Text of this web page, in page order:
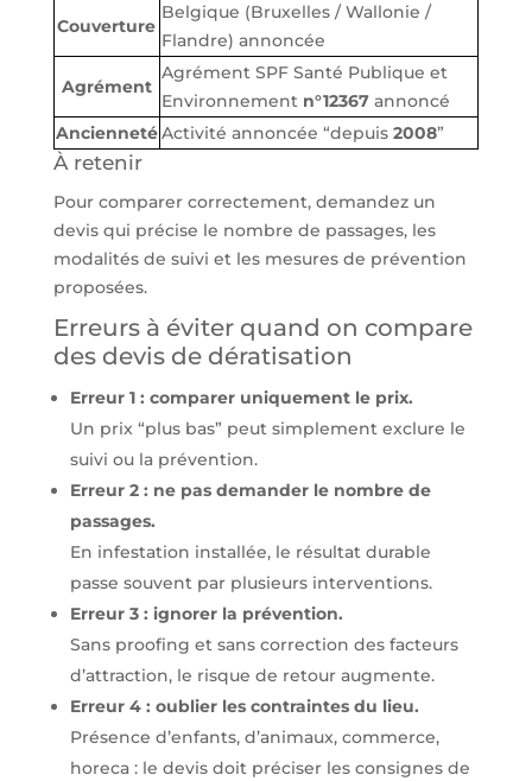
Couverture
Belgique (Bruxelles / Wallonie /
Flandre) annoncée
Agrément
Agrément SPF Santé Publique et
Environnement n°12367annoncé
AnciennetéActivité annoncée “depuis 2008”
À retenir
Pour comparer correctement, demandez un
devis qui précise le nombre de passages, les
modalités de suivi et les mesures de prévention
proposées.
Erreurs à éviter quand on compare
des devis de dératisation
Erreur 1 : comparer uniquement le prix.
Un prix “plus bas” peut simplement exclure le
suivi ou la prévention.
Erreur 2 : ne pas demander le nombre de
passages.
En infestation installée, le résultat durable
passe souvent par plusieurs interventions.
Erreur 3 : ignorer la prévention.
Sans proofing et sans correction des facteurs
d’attraction, le risque de retour augmente.
Erreur 4 : oublier les contraintes du lieu.
Présence d’enfants, d’animaux, commerce,
horeca : le devis doit préciser les consignes de